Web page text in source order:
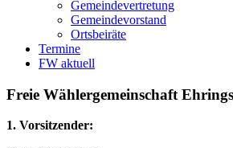
Gemeindevertretung
Gemeindevorstand
Ortsbeiräte
Termine
FW aktuell
Freie Wählergemeinschaft
1. Vorsitzender: